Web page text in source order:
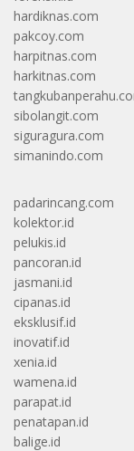
hardiknas.com
pakcoy.com
harpitnas.com
harkitnas.com
sibolangit.com
siguragura.com
simanindo.com
padarincang.com
kolektor.id
pelukis.id
pancoran.id
jasmani.id
cipanas.id
eksklusif.id
inovatif.id
xenia.id
wamena.id
parapat.id
penatapan.id
balige.id